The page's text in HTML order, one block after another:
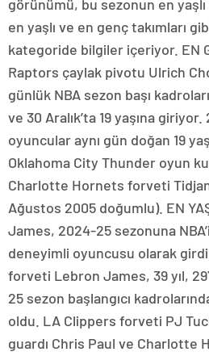
görünümü, bu sezonun en
en yaşlı ve en genç takımları
kategoride bilgiler içeriyor. EN
Raptors çaylak pivotu Ulrich
günlük NBA sezon başı
ve 30 Aralık’ta 19 yaşına
oyuncular aynı gün doğan 19
Oklahoma City Thunder oyun
Charlotte Hornets forveti
Ağustos 2005 doğumlu). EN
James, 2024-25 sezonuna
deneyimli oyuncusu olarak
forveti Lebron James, 39 yıl,
25 sezon başlangıcı
oldu. LA Clippers forveti PJ
guardı Chris Paul ve Charlotte